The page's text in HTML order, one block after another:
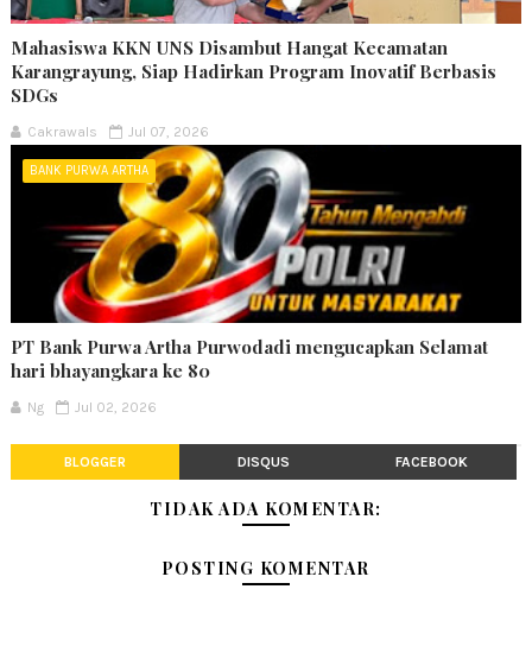
Mahasiswa KKN UNS Disambut Hangat Kecamatan
Karangrayung, Siap Hadirkan Program Inovatif Berbasis
SDGs
Cakrawals Jul 07, 2026
BANK PURWA ARTHA
PT Bank Purwa Artha Purwodadi mengucapkan Selamat
hari bhayangkara ke 80
Ng Jul 02, 2026
BLOGGER DISQUS FACEBOOK
TIDAK ADA KOMENTAR:
POSTING KOMENTAR